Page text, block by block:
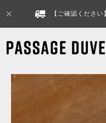
【ご確認くださ